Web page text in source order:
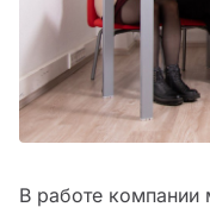
В работе